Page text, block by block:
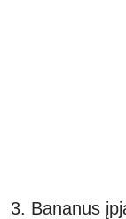
Bananus